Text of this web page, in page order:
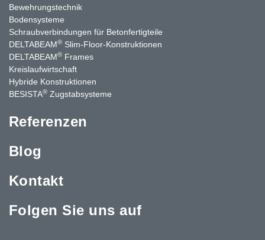
Bewehrungstechnik
Bodensysteme
Schraubverbindungen für Betonfertigteile
DELTABEAM® Slim-Floor-Konstruktionen
DELTABEAM® Frames
Kreislaufwirtschaft
Hybride Konstruktionen
BESISTA® Zugstabsysteme
Referenzen
Blog
Kontakt
Folgen Sie uns auf